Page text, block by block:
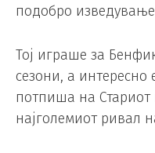
подобро
Тој играше за
сезони, а интересно
потпиша на
најголемиот ривал